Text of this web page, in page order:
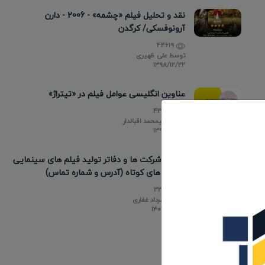
نقد و تحلیل فیلم «چشمه» - 2006 - دارن
آرونوفسکی/ کرگدن
توسطعلی ظهیری
۱۳۹۸/۱۲/۲۲
عناوین انگلیسی عوامل فیلم در «تیتراژ»
علیمحمد اقبالدار
۱۳۹۸/۰۵/۱۰
لیست شرکت ها و دفاتر تولید فیلم های سینمایی
و فیلم های کوتاه (آدرس و شماره تماس)
مهرداد غفاری
۱۴۰۳/۰۲/۲۰